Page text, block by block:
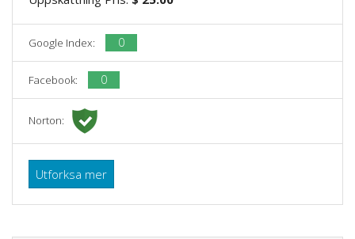
Google Index: 0
Facebook: 0
Norton:
Utforksa mer